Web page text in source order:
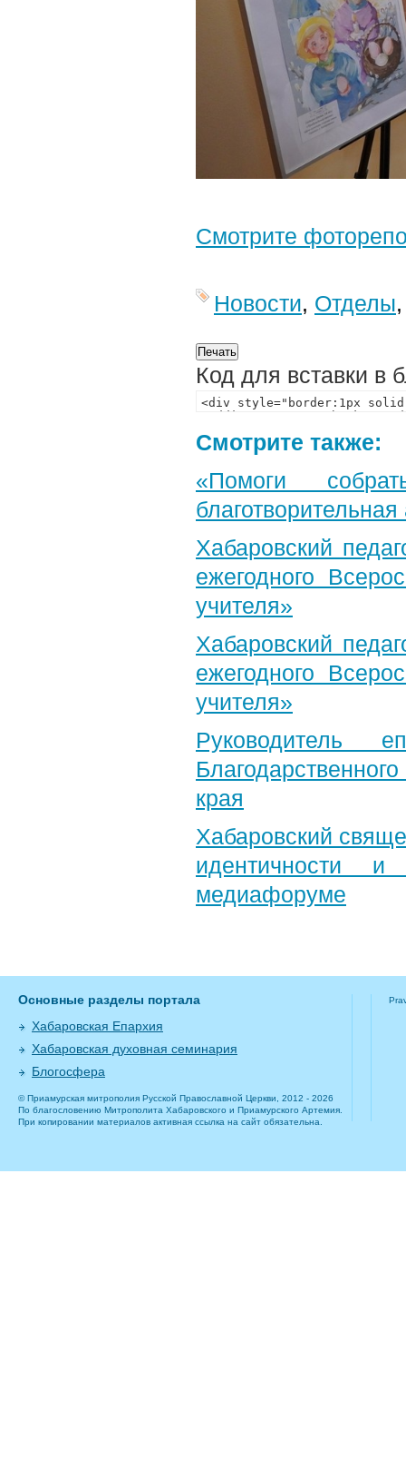
Смотрите
Новости, Отделы
Код для вставки в
Смотрите также:
«Помоги
Хабаровский
ежегодного
учителя»
Хабаровский
ежегодного
учителя»
Руководитель
края
Хабаровский
идентичности
медиафоруме
Основные разделы портала
Хабаровская Епархия
Хабаровская духовная семинария
Блогосфера
© Приамурская митрополия Русской Православной Церкви, 2012 - 2026
По благословению Митрополита Хабаровского и Приамурского Артемия.
При копировании материалов активная ссылка на сайт обязательна.